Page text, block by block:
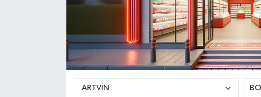
Tarih - Kültür - Sanat - Turizm